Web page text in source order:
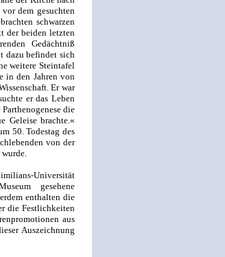
dem gesuchten
schwarzen
der beiden letzten
Gedächtniß
dazu befindet sich
weitere Steintafel
in den Jahren von
Er war
er das Leben
die
Geleise brachte.«
50. Todestag des
von der
Universität
gesehene
enthalten die
die Festlichkeiten
aus
Auszeichnung